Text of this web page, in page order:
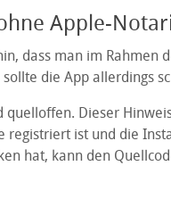
Apple-
dass man im Rahmen
die App allerdings
quelloffen. Dieser
registriert ist und die
hat, kann den